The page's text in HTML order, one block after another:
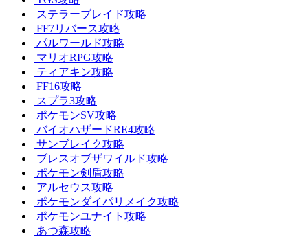
ステラーブレイド攻略
FF7リバース攻略
パルワールド攻略
マリオRPG攻略
ティアキン攻略
FF16攻略
スプラ3攻略
ポケモンSV攻略
バイオハザードRE4攻略
サンブレイク攻略
ブレスオブザワイルド攻略
ポケモン剣盾攻略
アルセウス攻略
ポケモンダイパリメイク攻略
ポケモンユナイト攻略
あつ森攻略